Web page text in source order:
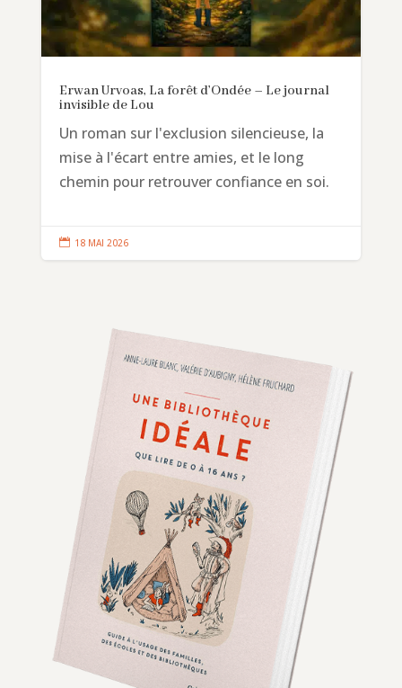
Erwan Urvoas, La forêt d’Ondée – Le journal
invisible de Lou
Un roman sur l'exclusion silencieuse, la
mise à l'écart entre amies, et le long
chemin pour retrouver confiance en soi.
 18 MAI 2026